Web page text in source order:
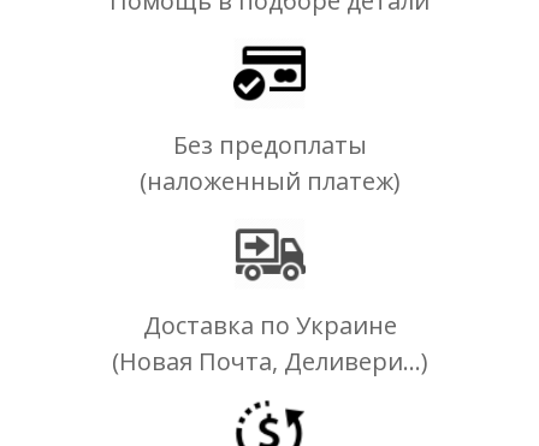
Без предоплаты
(наложенный платеж)
Доставка по Украине
(Новая Почта, Деливери...)